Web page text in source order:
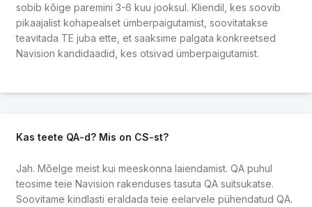
sobib kõige paremini 3-6 kuu jooksul. Kliendil, kes soovib
pikaajalist kohapealset ümberpaigutamist, soovitatakse
teavitada TE juba ette, et saaksime palgata konkreetsed
Navision kandidaadid, kes otsivad ümberpaigutamist.
Kas teete QA-d? Mis on CS-st?
Jah. Mõelge meist kui meeskonna laiendamist. QA puhul
teosime teie Navision rakenduses tasuta QA suitsukatse.
Soovitame kindlasti eraldada teie eelarvele pühendatud QA.